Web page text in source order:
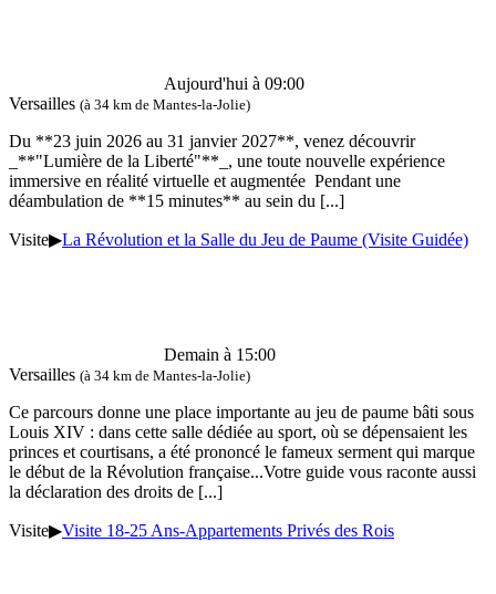
Aujourd'hui à 09:00
Versailles (à 34 km de Mantes-la-Jolie)
Du **23 juin 2026 au 31 janvier 2027**, venez découvrir
_**"Lumière de la Liberté"**_, une toute nouvelle expérience
immersive en réalité virtuelle et augmentée Pendant une
déambulation de **15 minutes** au sein du [...]
Visite▶La Révolution et la Salle du Jeu de Paume (Visite Guidée)
Demain à 15:00
Versailles (à 34 km de Mantes-la-Jolie)
Ce parcours donne une place importante au jeu de paume bâti sous
Louis XIV : dans cette salle dédiée au sport, où se dépensaient les
princes et courtisans, a été prononcé le fameux serment qui marque
le début de la Révolution française...Votre guide vous raconte aussi
la déclaration des droits de [...]
Visite▶Visite 18-25 Ans-Appartements Privés des Rois